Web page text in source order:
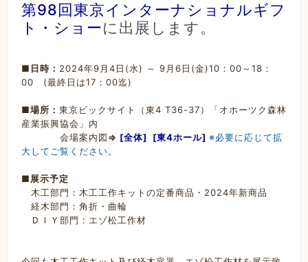
第98回東京インターナショナルギフ
ト・ショーに出展します。
■日時： 2024年9月4日(水) ～ 9月6日(金)10：00～18：
00 (最終日は17：00迄)
■場所： 東京ビックサイト（東4 T36-37）「オホーツク森林
産業振興協会」内
会場案内図⇒ [全体] [東4ホール] ※必要に応じて拡
大してご覧ください。
■展示予定
木工部門：木工工作キットの定番商品・2024年新商品
経木部門：角折・曲輪
ＤＩＹ部門：エゾ松工作材